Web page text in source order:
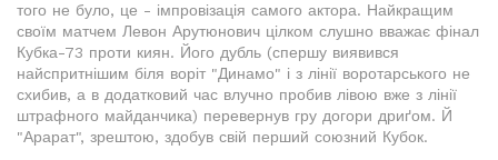
того не було, це - імпровізація самого актора. Найкращим
своїм матчем Левон Арутюнович цілком слушно вважає фінал
Кубка-73 проти киян. Його дубль (спершу виявився
найспритнішим біля воріт "Динамо" і з лінії воротарського не
схибив, а в додатковий час влучно пробив лівою вже з лінії
штрафного майданчика) перевернув гру догори дриґом. Й
"Арарат", зрештою, здобув свій перший союзний Кубок.